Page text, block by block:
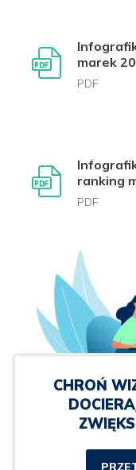
marek
PDF
ranking
PDF
CHROŃ